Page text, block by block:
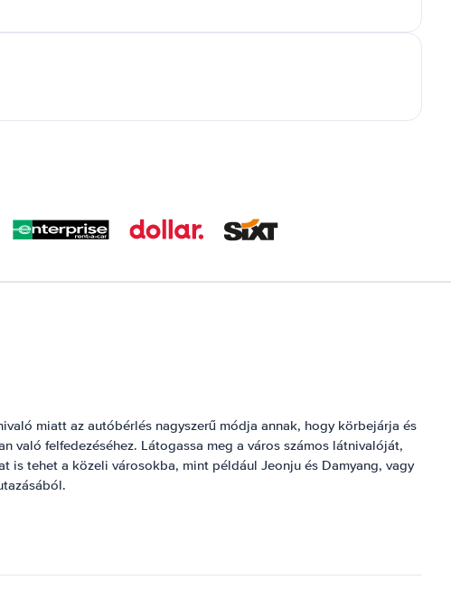
miatt az autóbérlés nagyszerű módja annak, hogy körbejárja és
való felfedezéséhez. Látogassa meg a város számos látnivalóját,
is tehet a közeli városokba, mint például Jeonju és Damyang, vagy